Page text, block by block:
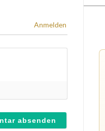
Anmelden